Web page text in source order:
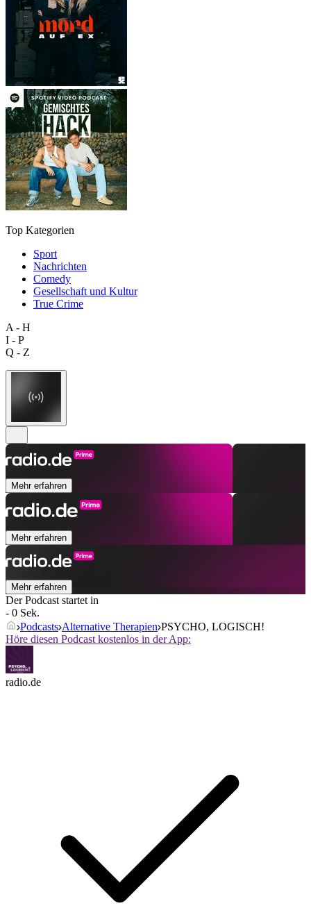
Top Kategorien
Sport
Nachrichten
Comedy
Gesellschaft und Kultur
True Crime
A - H
I - P
Q - Z
Mehr erfahren
Mehr erfahren
Mehr erfahren
Der Podcast startet in
- 0 Sek.
Podcasts Alternative Therapien PSYCHO, LOGISCH!
Höre diesen Podcast kostenlos in der App:
radio.de